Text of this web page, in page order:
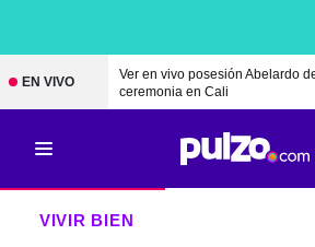
EN VIVO
Ver en vivo posesión Abelardo
ceremonia en Cali
VIVIR BIEN